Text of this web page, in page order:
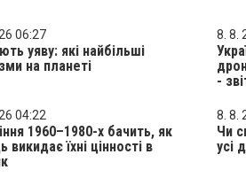
06:27
уяву: які найбільші
на планеті
8. 8.
-
04:22
1960–1980-х бачить, як
викидає їхні цінності в
8. 8.
Чи
усі